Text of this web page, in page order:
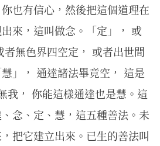
也有信心，然後把這個道理在
來，這叫做念。「定」， 或
無色界四空定， 或者出世間
」， 通達諸法畢竟空， 這是
我， 你能這樣通達也是慧。這
念、定、慧，這五種善法。未
把它建立出來。已生的善法叫